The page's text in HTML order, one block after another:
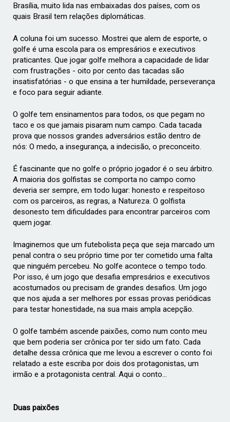
Brasília, muito lida nas embaixadas dos países, com os
quais Brasil tem relações diplomáticas.
A coluna foi um sucesso. Mostrei que alem de esporte, o
golfe é uma escola para os empresários e executivos
praticantes. Que jogar golfe melhora a capacidade de lidar
com frustrações - oito por cento das tacadas são
insatisfatórias - o que ensina a ter humildade, perseverança
e foco para seguir adiante.
O golfe tem ensinamentos para todos, os que pegam no
taco e os que jamais pisaram num campo. Cada tacada
prova que nossos grandes adversários estão dentro de
nós: O medo, a insegurança, a indecisão, o preconceito.
É fascinante que no golfe o próprio jogador é o seu árbitro.
A maioria dos golfistas se comporta no campo como
deveria ser sempre, em todo lugar: honesto e respeitoso
com os parceiros, as regras, a Natureza. O golfista
desonesto tem dificuldades para encontrar parceiros com
quem jogar.
Imaginemos que um futebolista peça que seja marcado um
penal contra o seu próprio time por ter cometido uma falta
que ninguém percebeu. No golfe acontece o tempo todo.
Por isso, é um jogo que desafia empresários e executivos
acostumados ou precisam de grandes desafios. Um jogo
que nos ajuda a ser melhores por essas provas periódicas
para testar honestidade, na sua mais ampla acepção.
O golfe também ascende paixões, como num conto meu
que bem poderia ser crônica por ter sido um fato. Cada
detalhe dessa crônica que me levou a escrever o conto foi
relatado a este escriba por dois dos protagonistas, um
irmão e a protagonista central. Aqui o conto...
Duas paixões